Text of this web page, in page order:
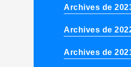
Archives de
Archives de
Archives de